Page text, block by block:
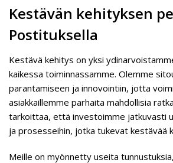
Kestävän kehityksen
Postituksella
Kestävä kehitys on yksi
kaikessa toiminnassamme. Olemme
parantamiseen ja innovointiin, jotta
asiakkaillemme parhaita mahdollisia
tarkoittaa, että investoimme jatkuvasti
ja prosesseihin, jotka tukevat kestävää
Meille on myönnetty useita